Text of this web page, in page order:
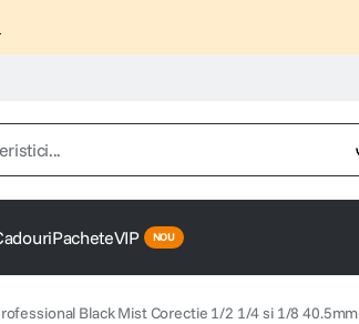
PacheteVIP
Black Mist Corectie 1/2 1/4 si 1/8 40.5mm